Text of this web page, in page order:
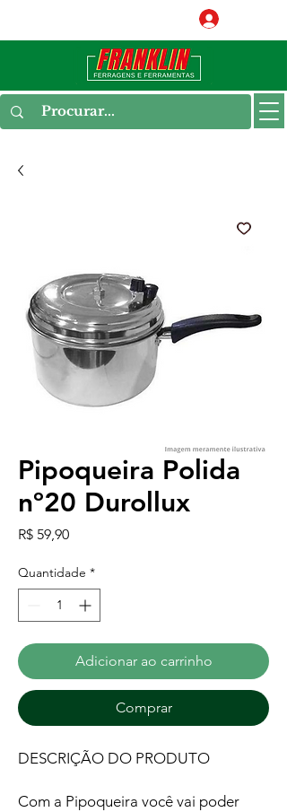
Pipoqueira Polida
nº20 Durollux
R$ 59,90Preço
Quantidade *
Adicionar ao carrinho
Comprar
DESCRIÇÃO DO PRODUTO
Com a Pipoqueira você vai poder